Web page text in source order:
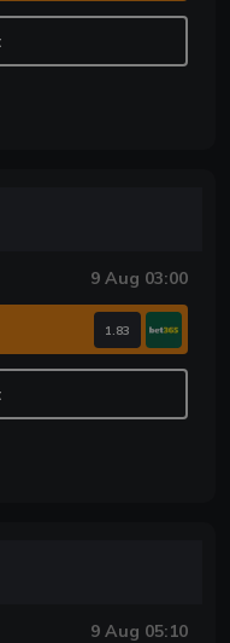
9 Aug 03:00
1.83
9 Aug 05:10